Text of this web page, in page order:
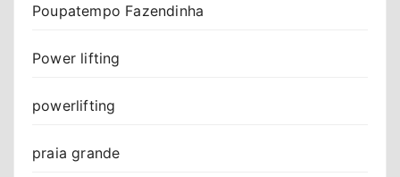
Poupatempo Fazendinha
Power lifting
powerlifting
praia grande